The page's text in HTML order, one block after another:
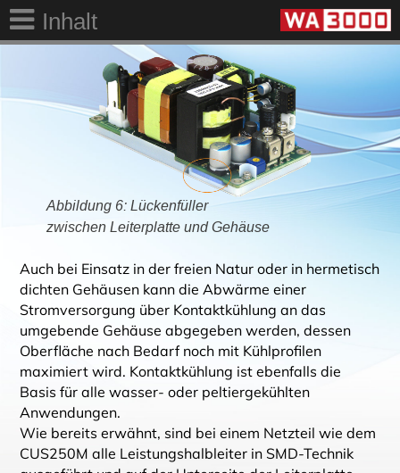
Inhalt
Abbildung 6: Lückenfüller
zwischen Leiterplatte und Gehäuse
Auch bei Einsatz in der freien Natur oder in hermetisch
dichten Gehäusen kann die Abwärme einer
Stromversorgung über Kontaktkühlung an das
umgebende Gehäuse abgegeben werden, dessen
Oberfläche nach Bedarf noch mit Kühlprofilen
maximiert wird. Kontaktkühlung ist ebenfalls die
Basis für alle wasser- oder peltiergekühlten
Anwendungen.
Wie bereits erwähnt, sind bei einem Netzteil wie dem
CUS250M alle Leistungshalbleiter in SMD-Technik